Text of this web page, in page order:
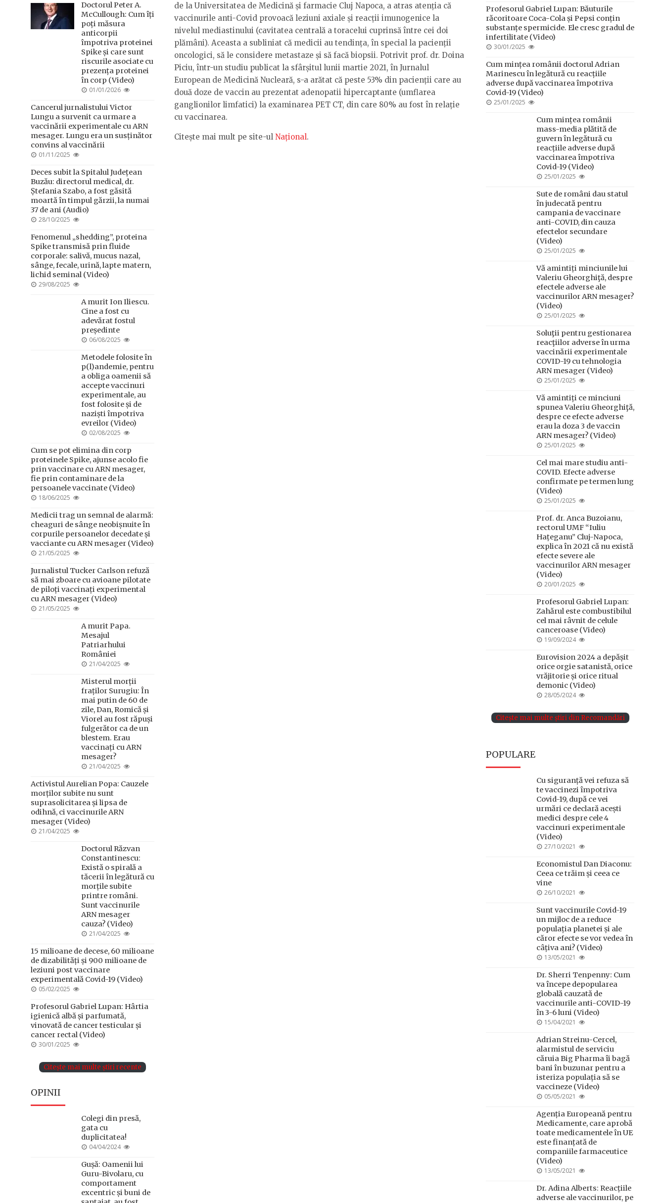
Doctorul Peter A.
McCullough: Cum îți
poți măsura
anticorpii
împotriva proteinei
Spike și care sunt
riscurile asociate cu
prezența proteinei
în corp (Video)
POSTED
01/01/2026
Cancerul jurnalistului Victor
Lungu a survenit ca urmare a
vaccinării experimentale cu ARN
mesager. Lungu era un susținător
convins al vaccinării
POSTED
01/11/2025
Deces subit la Spitalul Județean
Buzău: directorul medical, dr.
Ștefania Szabo, a fost găsită
moartă în timpul gărzii, la numai
37 de ani (Audio)
POSTED
28/10/2025
Fenomenul „shedding”, proteina
Spike transmisă prin fluide
corporale: salivă, mucus nazal,
sânge, fecale, urină, lapte matern,
lichid seminal (Video)
POSTED
29/08/2025
A murit Ion Iliescu.
Cine a fost cu
adevărat fostul
președinte
POSTED
06/08/2025
Metodele folosite în
p(l)andemie, pentru
a obliga oamenii să
accepte vaccinuri
experimentale, au
fost folosite și de
naziști împotriva
evreilor (Video)
POSTED
02/08/2025
Cum se pot elimina din corp
proteinele Spike, ajunse acolo fie
prin vaccinare cu ARN mesager,
fie prin contaminare de la
persoanele vaccinate (Video)
POSTED
18/06/2025
Medicii trag un semnal de alarmă:
cheaguri de sânge neobișnuite în
corpurile persoanelor decedate și
vacciante cu ARN mesager (Video)
POSTED
21/05/2025
Jurnalistul Tucker Carlson refuză
să mai zboare cu avioane pilotate
de piloți vaccinați experimental
cu ARN mesager (Video)
POSTED
21/05/2025
A murit Papa.
Mesajul
Patriarhului
României
POSTED
21/04/2025
Misterul morții
fraților Surugiu: În
mai putin de 60 de
zile, Dan, Romică și
Viorel au fost răpuși
fulgerător ca de un
blestem. Erau
vaccinați cu ARN
mesager?
POSTED
21/04/2025
Activistul Aurelian Popa: Cauzele
morților subite nu sunt
suprasolicitarea și lipsa de
odihnă, ci vaccinurile ARN
mesager (Video)
POSTED
21/04/2025
Doctorul Răzvan
Constantinescu:
Există o spirală a
tăcerii în legătură cu
morțile subite
printre români.
Sunt vaccinurile
ARN mesager
cauza? (Video)
POSTED
21/04/2025
15 milioane de decese, 60 milioane
de dizabilități și 900 milioane de
leziuni post vaccinare
experimentală Covid-19 (Video)
POSTED
05/02/2025
Profesorul Gabriel Lupan: Hârtia
igienică albă și parfumată,
vinovată de cancer testicular și
cancer rectal (Video)
POSTED
30/01/2025
Citește mai multe știri recente
OPINII
Colegi din presă,
gata cu
duplicitatea!
POSTED
04/04/2024
Gușă: Oamenii lui
Guru-Bivolaru, cu
comportament
excentric și buni de
de la Universitatea de Medicină și farmacie Cluj Napoca, a atras atenția că
vaccinurile anti-Covid provoacă leziuni axiale și reacții imunogenice la
nivelul mediastinului (cavitatea centrală a toracelui cuprinsă între cei doi
plămâni). Aceasta a subliniat că medicii au tendința, în special la pacienții
oncologici, să le considere metastaze și să facă biopsii. Potrivit prof. dr. Doina
Piciu, într-un studiu publicat la sfârșitul lunii martie 2021, în Jurnalul
European de Medicină Nucleară, s-a arătat că peste 53% din pacienții care au
două doze de vaccin au prezentat adenopatii hipercaptante (umflarea
ganglionilor limfatici) la examinarea PET CT, din care 80% au fost în relație
cu vaccinarea.
Citește mai mult pe site-ul Național.
Profesorul Gabriel Lupan: Băuturile
răcoritoare Coca-Cola și Pepsi conțin
substanțe spermicide. Ele cresc gradul de
infertilitate (Video)
POSTED
30/01/2025
Cum mințea românii doctorul Adrian
Marinescu în legătură cu reacțiile
adverse după vaccinarea împotriva
Covid-19 (Video)
POSTED
25/01/2025
Cum mințea românii
mass-media plătită de
guvern în legătură cu
reacțiile adverse după
vaccinarea împotriva
Covid-19 (Video)
POSTED
25/01/2025
Sute de români dau statul
în judecată pentru
campania de vaccinare
anti-COVID, din cauza
efectelor secundare
(Video)
POSTED
25/01/2025
Vă amintiți minciunile lui
Valeriu Gheorghiţă, despre
efectele adverse ale
vaccinurilor ARN mesager?
(Video)
POSTED
25/01/2025
Soluţii pentru gestionarea
reacţiilor adverse în urma
vaccinării experimentale
COVID-19 cu tehnologia
ARN mesager (Video)
POSTED
25/01/2025
Vă amintiți ce minciuni
spunea Valeriu Gheorghiţă,
despre ce efecte adverse
erau la doza 3 de vaccin
ARN mesager? (Video)
POSTED
25/01/2025
Cel mai mare studiu anti-
COVID. Efecte adverse
confirmate pe termen lung
(Video)
POSTED
25/01/2025
Prof. dr. Anca Buzoianu,
rectorul UMF “Iuliu
Hațeganu” Cluj-Napoca,
explica în 2021 că nu există
efecte severe ale
vaccinurilor ARN mesager
(Video)
POSTED
20/01/2025
Profesorul Gabriel Lupan:
Zahărul este combustibilul
cel mai râvnit de celule
canceroase (Video)
POSTED
19/09/2024
Eurovision 2024 a depășit
orice orgie satanistă, orice
vrăjitorie și orice ritual
demonic (Video)
POSTED
28/05/2024
Citește mai multe știri din Recomandări
POPULARE
Cu siguranță vei refuza să
te vaccinezi împotriva
Covid-19, după ce vei
urmări ce declară acești
medici despre cele 4
vaccinuri experimentale
(Video)
POSTED
27/10/2021
Economistul Dan Diaconu:
Ceea ce trăim și ceea ce
vine
POSTED
26/10/2021
Sunt vaccinurile Covid-19
un mijloc de a reduce
populația planetei și ale
căror efecte se vor vedea în
câțiva ani? (Video)
POSTED
13/05/2021
Dr. Sherri Tenpenny: Cum
va începe depopularea
globală cauzată de
vaccinurile anti-COVID-19
în 3-6 luni (Video)
POSTED
15/04/2021
Adrian Streinu-Cercel,
alarmistul de serviciu
căruia Big Pharma îi bagă
bani în buzunar pentru a
isteriza populația să se
vaccineze (Video)
POSTED
05/05/2021
Agenția Europeană pentru
Medicamente, care aprobă
toate medicamentele în UE
este finanțată de
companiile farmaceutice
(Video)
POSTED
13/05/2021
Dr. Adina Alberts: Reacțiile
adverse ale vaccinurilor, pe